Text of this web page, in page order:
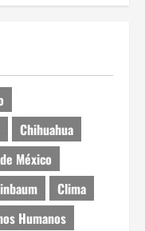
Chihuahua
México
Clima
Humanos